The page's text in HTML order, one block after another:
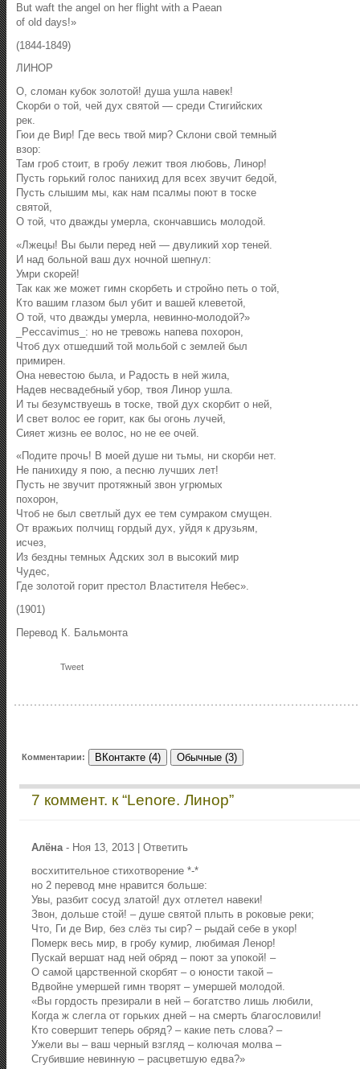
But waft the angel on her flight with a Paean
of old days!»
(1844-1849)
ЛИНОР
О, сломан кубок золотой! душа ушла навек!
Скорби о той, чей дух святой — среди Стигийских
рек.
Гюи де Вир! Где весь твой мир? Склони свой темный
взор:
Там гроб стоит, в гробу лежит твоя любовь, Линор!
Пусть горький голос панихид для всех звучит бедой,
Пусть слышим мы, как нам псалмы поют в тоске
святой,
О той, что дважды умерла, скончавшись молодой.
«Лжецы! Вы были перед ней — двуликий хор теней.
И над больной ваш дух ночной шепнул:
Умри скорей!
Так как же может гимн скорбеть и стройно петь о той,
Кто вашим глазом был убит и вашей клеветой,
О той, что дважды умерла, невинно-молодой?»
_Peccavimus_: но не тревожь напева похорон,
Чтоб дух отшедший той мольбой с землей был
примирен.
Она невестою была, и Радость в ней жила,
Надев несвадебный убор, твоя Линор ушла.
И ты безумствуешь в тоске, твой дух скорбит о ней,
И свет волос ее горит, как бы огонь лучей,
Сияет жизнь ее волос, но не ее очей.
«Подите прочь! В моей душе ни тьмы, ни скорби нет.
Не панихиду я пою, а песню лучших лет!
Пусть не звучит протяжный звон угрюмых
похорон,
Чтоб не был светлый дух ее тем сумраком смущен.
От вражьих полчищ гордый дух, уйдя к друзьям,
исчез,
Из бездны темных Адских зол в высокий мир
Чудес,
Где золотой горит престол Властителя Небес».
(1901)
Перевод К. Бальмонта
Tweet
Комментарии: ВКонтакте (4) Обычные (3)
7 коммент. к “Lenore. Линор”
Алёна- Ноя 13, 2013
Ответить
восхитительное стихотворение *-*
но 2 перевод мне нравится больше:
Увы, разбит сосуд златой! дух отлетел навеки!
Звон, дольше стой! – душе святой плыть в роковые реки;
Что, Ги де Вир, без слёз ты сир? – рыдай себе в укор!
Померк весь мир, в гробу кумир, любимая Ленор!
Пускай вершат над ней обряд – поют за упокой! –
О самой царственной скорбят – о юности такой –
Вдвойне умершей гимн творят – умершей молодой.
«Вы гордость презирали в ней – богатство лишь любили,
Когда ж слегла от горьких дней – на смерть благословили!
Кто совершит теперь обряд? – какие петь слова? –
Ужели вы – ваш черный взгляд – колючая молва –
Сгубившие невинную – расцветшую едва?»